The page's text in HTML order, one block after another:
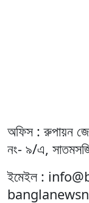
অফিস : রুপায়ন
নং- ৯/এ,
ইমেইল :